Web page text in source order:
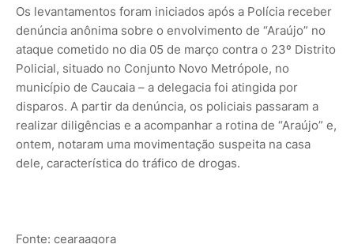
Os levantamentos foram iniciados após a Polícia receber
denúncia anônima sobre o envolvimento de “Araújo” no
ataque cometido no dia 05 de março contra o 23º Distrito
Policial, situado no Conjunto Novo Metrópole, no
município de Caucaia – a delegacia foi atingida por
disparos. A partir da denúncia, os policiais passaram a
realizar diligências e a acompanhar a rotina de “Araújo” e,
ontem, notaram uma movimentação suspeita na casa
dele, característica do tráfico de drogas.
Fonte: cearaagora